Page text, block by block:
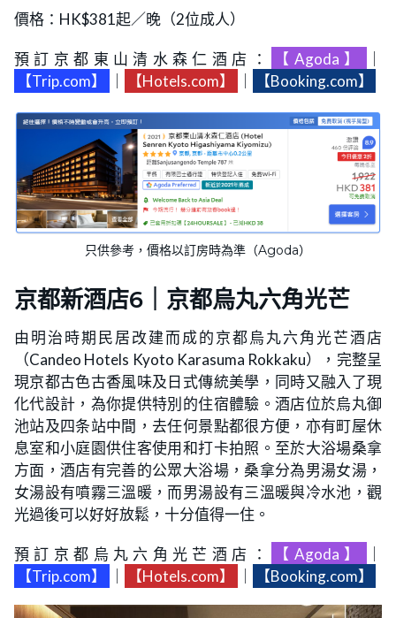
價格：HK$381起／晚（2位成人）
預訂京都東山清水森仁酒店： 【Agoda】
【Trip.com】
【Hotels.com】 【Booking.com】
只供參考，價格以訂房時為準（Agoda）
京都新酒店6｜京都烏丸六角光芒
由明治時期民居改建而成的京都烏丸六角光芒酒店
（Candeo Hotels Kyoto Karasuma Rokkaku），完整呈
現京都古色古香風味及日式傳統美學，同時又融入了現
化代設計，為你提供特別的住宿體驗。酒店位於烏丸御
池站及四条站中間，去任何景點都很方便，亦有町屋休
息室和小庭園供住客使用和打卡拍照。至於大浴場桑拿
方面，酒店有完善的公眾大浴場，桑拿分為男湯女湯，
女湯設有噴霧三溫暖，而男湯設有三溫暖與冷水池，觀
光過後可以好好放鬆，十分值得一住。
預訂京都烏丸六角光芒酒店： 【Agoda】
【Trip.com】
【Hotels.com】 【Booking.com】